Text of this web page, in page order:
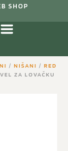
SHOP
/ NIŠANI / RED
ZA LOVAČKU